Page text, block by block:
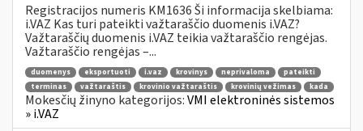
Registracijos numeris KM1636 Ši informacija skelbiama:
i.VAZ Kas turi pateikti važtaraščio duomenis i.VAZ?
Važtaraščių duomenis i.VAZ teikia važtaraščio rengėjas.
Važtaraščio rengėjas –...
duomenys eksportuoti i.vaz krovinys neprivaloma
pateikti
terminas
važtaraštis krovinio važtaraštis krovinių vežimas kada
Mokesčių žinyno kategorijos:VMI elektroninės sistemos
» i.VAZ